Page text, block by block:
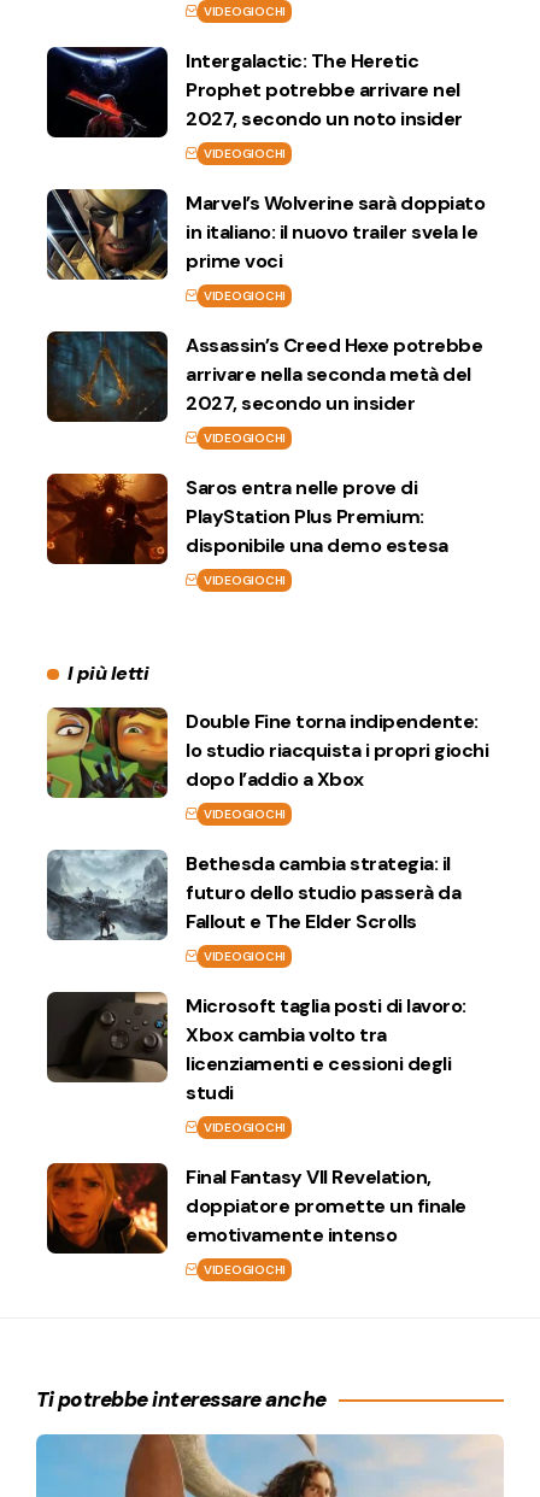
VIDEOGIOCHI
Intergalactic: The Heretic
Prophet potrebbe arrivare nel
2027, secondo un noto insider
VIDEOGIOCHI
Marvel’s Wolverine sarà doppiato
in italiano: il nuovo trailer svela le
prime voci
VIDEOGIOCHI
Assassin’s Creed Hexe potrebbe
arrivare nella seconda metà del
2027, secondo un insider
VIDEOGIOCHI
Saros entra nelle prove di
PlayStation Plus Premium:
disponibile una demo estesa
VIDEOGIOCHI
I più letti
Double Fine torna indipendente:
lo studio riacquista i propri giochi
dopo l’addio a Xbox
VIDEOGIOCHI
Bethesda cambia strategia: il
futuro dello studio passerà da
Fallout e The Elder Scrolls
VIDEOGIOCHI
Microsoft taglia posti di lavoro:
Xbox cambia volto tra
licenziamenti e cessioni degli
studi
VIDEOGIOCHI
Final Fantasy VII Revelation,
doppiatore promette un finale
emotivamente intenso
VIDEOGIOCHI
Ti potrebbe interessare anche